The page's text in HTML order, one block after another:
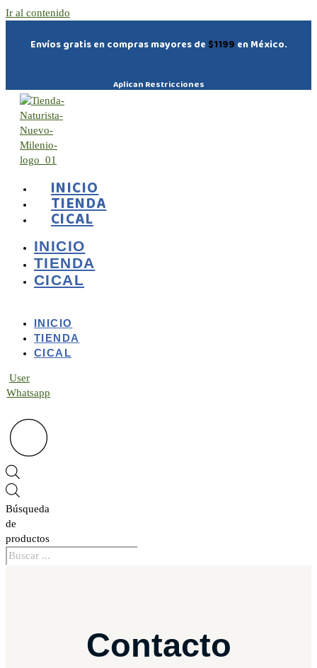
Ir al contenido
Envíos gratis en compras mayores de $1199 en México.
Aplican Restricciones
INICIO
TIENDA
CICAL
INICIO
TIENDA
CICAL
INICIO
TIENDA
CICAL
User
Whatsapp
Búsqueda
de
productos
Contacto